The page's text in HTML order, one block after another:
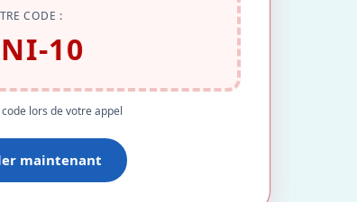
CODE :
10
lors de votre appel
maintenant